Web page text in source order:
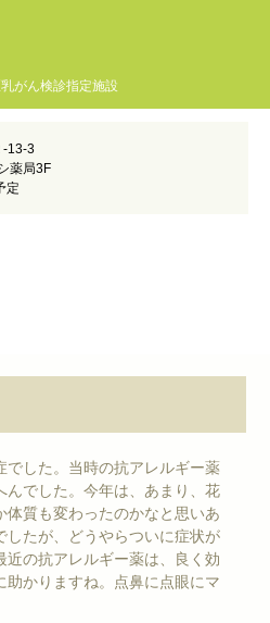
がん検診指定施設
-13-3
薬局3F
定
でした。当時の抗アレルギー薬
んでした。今年は、あまり、花
質も変わったのかなと思いあ
したが、どうやらついに症状が
近の抗アレルギー薬は、良く効
助かりますね。点鼻に点眼にマ